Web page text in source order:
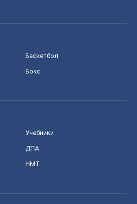
Баскетбол
Бокс
Учебники
ДПА
НМТ